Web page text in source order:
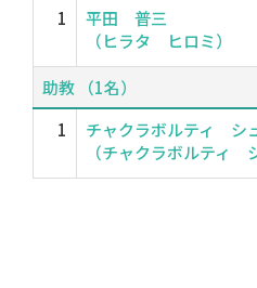
1
平田 普三
（ヒラタ ヒロミ）
助教 （1名）
1
チャクラボルティ シ
（チャクラボルティ